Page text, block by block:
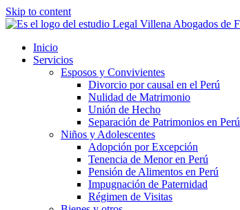
Skip to content
Inicio
Servicios
Esposos y Convivientes
Divorcio por causal en el Perú
Nulidad de Matrimonio
Unión de Hecho
Separación de Patrimonios en Perú
Niños y Adolescentes
Adopción por Excepción
Tenencia de Menor en Perú
Pensión de Alimentos en Perú
Impugnación de Paternidad
Régimen de Visitas